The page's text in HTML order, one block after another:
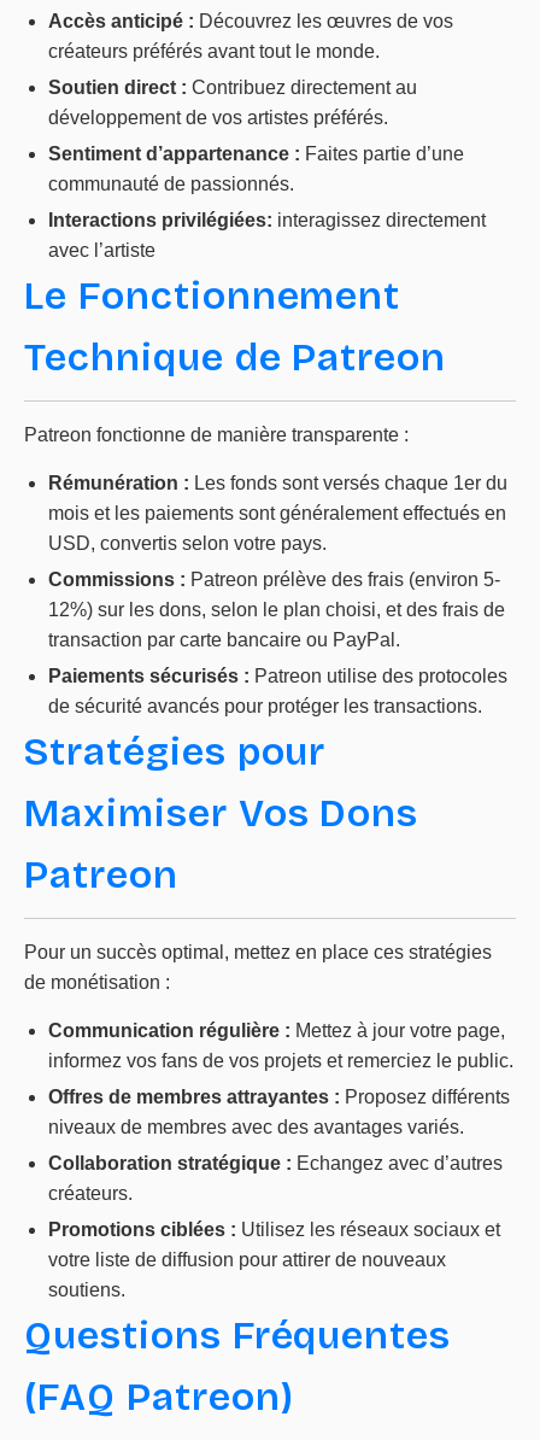
Accès anticipé : Découvrez les œuvres de vos
créateurs préférés avant tout le monde.
Soutien direct : Contribuez directement au
développement de vos artistes préférés.
Sentiment d’appartenance : Faites partie d’une
communauté de passionnés.
Interactions privilégiées: interagissez directement
avec l’artiste
Le Fonctionnement
Technique de Patreon
Patreon fonctionne de manière transparente :
Rémunération : Les fonds sont versés chaque 1er du
mois et les paiements sont généralement effectués en
USD, convertis selon votre pays.
Commissions : Patreon prélève des frais (environ 5-
12%) sur les dons, selon le plan choisi, et des frais de
transaction par carte bancaire ou PayPal.
Paiements sécurisés : Patreon utilise des protocoles
de sécurité avancés pour protéger les transactions.
Stratégies pour
Maximiser Vos Dons
Patreon
Pour un succès optimal, mettez en place ces stratégies
de monétisation :
Communication régulière : Mettez à jour votre page,
informez vos fans de vos projets et remerciez le public.
Offres de membres attrayantes : Proposez différents
niveaux de membres avec des avantages variés.
Collaboration stratégique : Echangez avec d’autres
créateurs.
Promotions ciblées : Utilisez les réseaux sociaux et
votre liste de diffusion pour attirer de nouveaux
soutiens.
Questions Fréquentes
(FAQ Patreon)